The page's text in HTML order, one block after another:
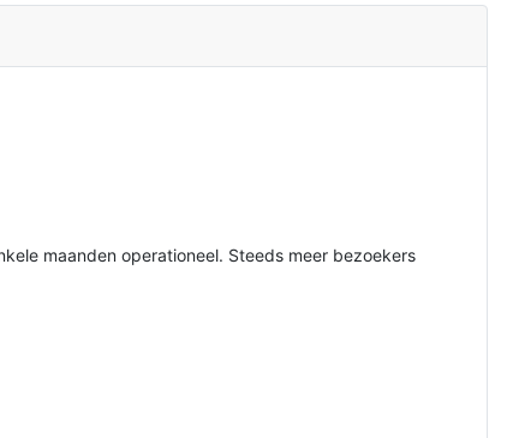
maanden operationeel. Steeds meer bezoekers